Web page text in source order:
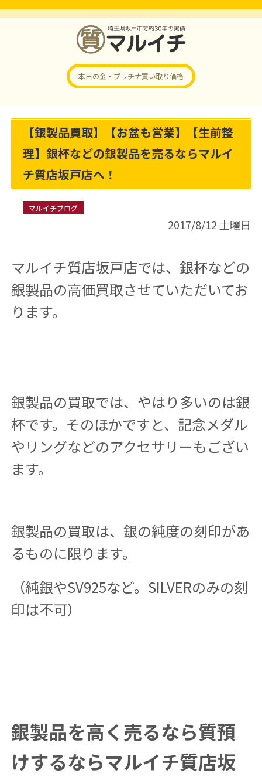
本日の金・プラチナ買い取り価格
【銀製品買取】【お盆も営業】【生前整
理】銀杯などの銀製品を売るならマルイ
チ質店坂戸店へ！
マルイチブログ
2017/8/12 土曜日
マルイチ質店坂戸店では、銀杯などの
銀製品の高価買取させていただいてお
ります。
銀製品の買取では、やはり多いのは銀
杯です。そのほかですと、記念メダル
やリングなどのアクセサリーもござい
ます。
銀製品の買取は、銀の純度の刻印があ
るものに限ります。
（純銀やSV925など。SILVERのみの刻
印は不可）
銀製品を高く売るなら質預
けするならマルイチ質店坂